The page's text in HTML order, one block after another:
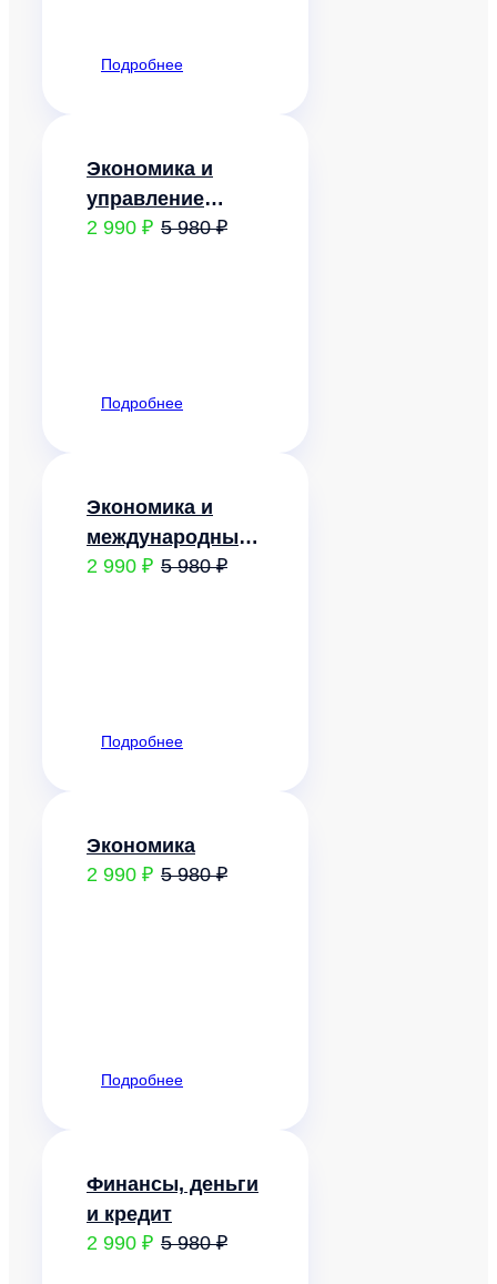
Подробнее
Экономика и
управление
природопользованием.
2 990 ₽ 5 980 ₽
Подробнее
Экономика и
международный
бизнес
2 990 ₽ 5 980 ₽
Подробнее
Экономика
2 990 ₽ 5 980 ₽
Подробнее
Финансы, деньги
и кредит
2 990 ₽ 5 980 ₽